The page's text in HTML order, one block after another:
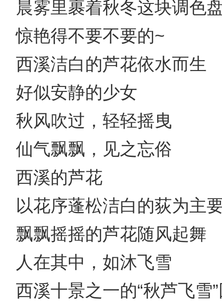
晨雾里裹着秋冬这块调色
惊艳得不要不要的~
西溪洁白的芦花依水而生
好似安静的少女
秋风吹过，轻轻摇曳
仙气飘飘，见之忘俗
西溪的芦花
以花序蓬松洁白的荻为主
飘飘摇摇的芦花随风起舞
人在其中，如沐飞雪
西溪十景之一的“秋芦飞雪